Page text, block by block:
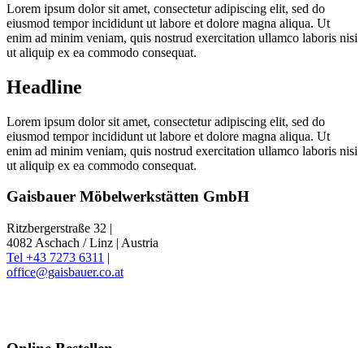
Lorem ipsum dolor sit amet, consectetur adipiscing elit, sed do
eiusmod tempor incididunt ut labore et dolore magna aliqua. Ut
enim ad minim veniam, quis nostrud exercitation ullamco laboris nisi
ut aliquip ex ea commodo consequat.
Headline
Lorem ipsum dolor sit amet, consectetur adipiscing elit, sed do
eiusmod tempor incididunt ut labore et dolore magna aliqua. Ut
enim ad minim veniam, quis nostrud exercitation ullamco laboris nisi
ut aliquip ex ea commodo consequat.
Gaisbauer Möbelwerkstätten GmbH
Ritzbergerstraße 32 |
4082 Aschach / Linz | Austria
Tel +43 7273 6311 |
office@gaisbauer.co.at